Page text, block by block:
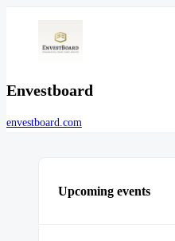
Envestboard
envestboard.com
Upcoming events